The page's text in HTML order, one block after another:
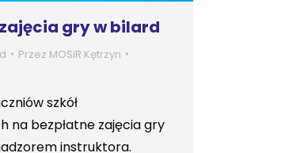
gry w bilard
Przez MOSiR Kętrzyn
szkół
na bezpłatne zajęcia gry
instruktora.